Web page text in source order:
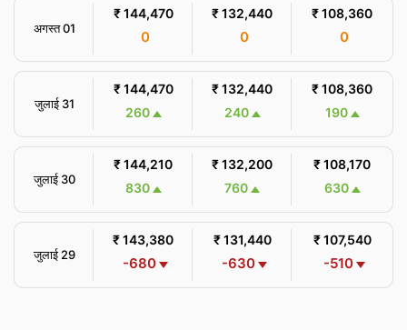
अगस्त 01
₹ 144,470
0
₹ 132,440
0
₹ 108,360
0
जुलाई 31
₹ 144,470
260
₹ 132,440
240
₹ 108,360
190
जुलाई 30
₹ 144,210
830
₹ 132,200
760
₹ 108,170
630
जुलाई 29
₹ 143,380
-680
₹ 131,440
-630
₹ 107,540
-510